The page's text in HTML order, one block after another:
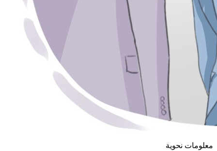
معلومات نحوية